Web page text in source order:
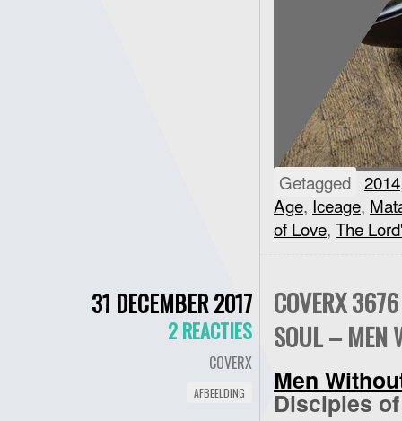
Getagged 2014
Age, Iceage,
of Love, The
31 DECEMBER 2017
2 REACTIES
COVERX
AFBEELDING
COVERX
SOUL – MEN
Men
Disciples